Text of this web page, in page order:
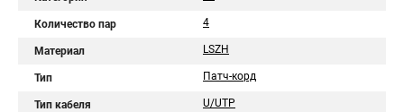
Количество пар 4
Материал LSZH
Тип Патч-корд
Тип кабеля U/UTP